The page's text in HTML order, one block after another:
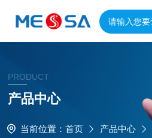
PRODUCT
产品中心
当前位置： 首页 产品中心